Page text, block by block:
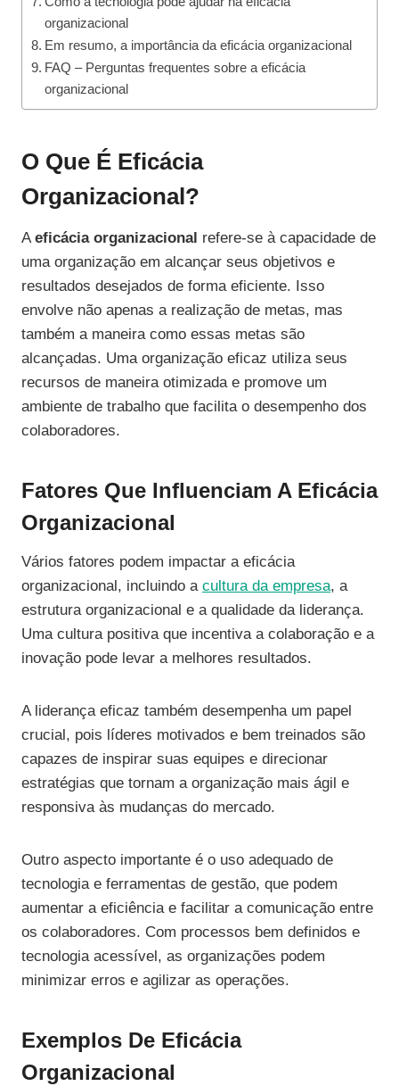
organizacional
Em resumo, a importância da eficácia organizacional
FAQ – Perguntas frequentes sobre a eficácia
organizacional
O Que É Eficácia
Organizacional?
Aeficácia organizacional refere-se à capacidade de
uma organização em alcançar seus objetivos e
resultados desejados de forma eficiente. Isso
envolve não apenas a realização de metas, mas
também a maneira como essas metas são
alcançadas. Uma organização eficaz utiliza seus
recursos de maneira otimizada e promove um
ambiente de trabalho que facilita o desempenho dos
colaboradores.
Fatores Que Influenciam A Eficácia
Organizacional
Vários fatores podem impactar a eficácia
organizacional, incluindo a cultura da empresa, a
estrutura organizacional e a qualidade da liderança.
Uma cultura positiva que incentiva a colaboração e a
inovação pode levar a melhores resultados.
A liderança eficaz também desempenha um papel
crucial, pois líderes motivados e bem treinados são
capazes de inspirar suas equipes e direcionar
estratégias que tornam a organização mais ágil e
responsiva às mudanças do mercado.
Outro aspecto importante é o uso adequado de
tecnologia e ferramentas de gestão, que podem
aumentar a eficiência e facilitar a comunicação entre
os colaboradores. Com processos bem definidos e
tecnologia acessível, as organizações podem
minimizar erros e agilizar as operações.
Exemplos De Eficácia
Organizacional